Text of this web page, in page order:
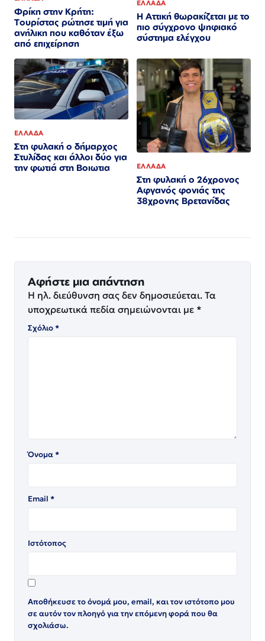
Φρίκη στην Κρήτη:
Τουρίστας ρώτησε τιμή για
ανήλικη που καθόταν έξω
από επιχείρηση
ΕΛΛΑΔΑ
Η Αττική θωρακίζεται με το
πιο σύγχρονο ψηφιακό
σύστημα ελέγχου
ΕΛΛΑΔΑ
Στη φυλακή ο δήμαρχος
Στυλίδας και άλλοι δύο για
την φωτιά στη Βοιωτια
ΕΛΛΑΔΑ
Στη φυλακή ο 26χρονος
Αφγανός φονιάς της
38χρονης Βρετανίδας
Αφήστε μια απάντηση
Η ηλ. διεύθυνση σας δεν δημοσιεύεται. Τα
υποχρεωτικά πεδία σημειώνονται με *
Σχόλιο*
Όνομα*
Email *
Ιστότοπος
Αποθήκευσε το όνομά μου, email, και τον ιστότοπο μου
σε αυτόν τον πλοηγό για την επόμενη φορά που θα
σχολιάσω.